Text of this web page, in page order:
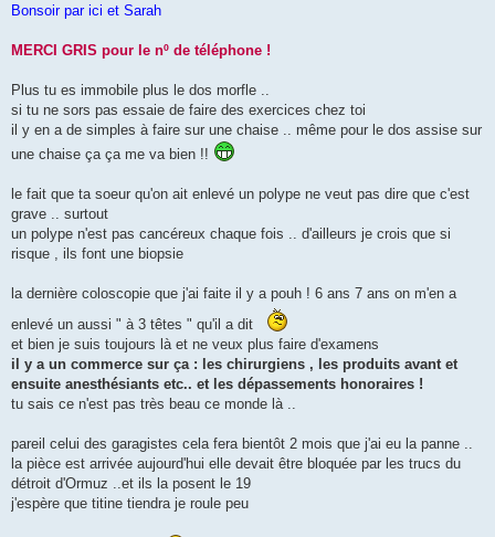
g
Bonsoir par ici et Sarah
MERCI GRIS pour le nº de téléphone !
Plus tu es immobile plus le dos morfle ..
si tu ne sors pas essaie de faire des exercices chez toi
il y en a de simples à faire sur une chaise .. même pour le dos assise sur
une chaise ça ça me va bien !!
le fait que ta soeur qu'on ait enlevé un polype ne veut pas dire que c'est
grave .. surtout
un polype n'est pas cancéreux chaque fois .. d'ailleurs je crois que si
risque , ils font une biopsie
la dernière coloscopie que j'ai faite il y a pouh ! 6 ans 7 ans on m'en a
enlevé un aussi " à 3 têtes " qu'il a dit
et bien je suis toujours là et ne veux plus faire d'examens
il y a un commerce sur ça : les chirurgiens , les produits avant et
ensuite anesthésiants etc.. et les dépassements honoraires !
tu sais ce n'est pas très beau ce monde là ..
pareil celui des garagistes cela fera bientôt 2 mois que j'ai eu la panne ..
la pièce est arrivée aujourd'hui elle devait être bloquée par les trucs du
détroit d'Ormuz ..et ils la posent le 19
j'espère que titine tiendra je roule peu